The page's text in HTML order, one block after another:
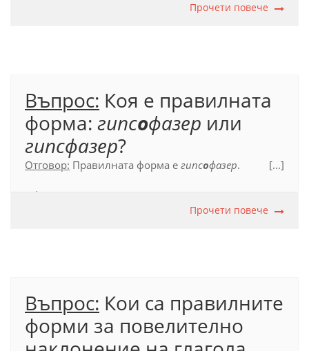
Прочети повече
Въпрос: Коя е правилната
форма: гипсофазер или
гипсфазер?
Отговор: Правилната форма е гипсофазер.
Официален правописен речник (2012), с. 210.
[...]
Прочети повече
Въпрос: Кои са правилните
форми за повелително